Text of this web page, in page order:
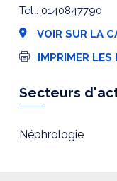
Tel : 0140847790
VOIR SUR LA
I
e
s
i
o
IMPRIMER
Secteurs
Néphrologie